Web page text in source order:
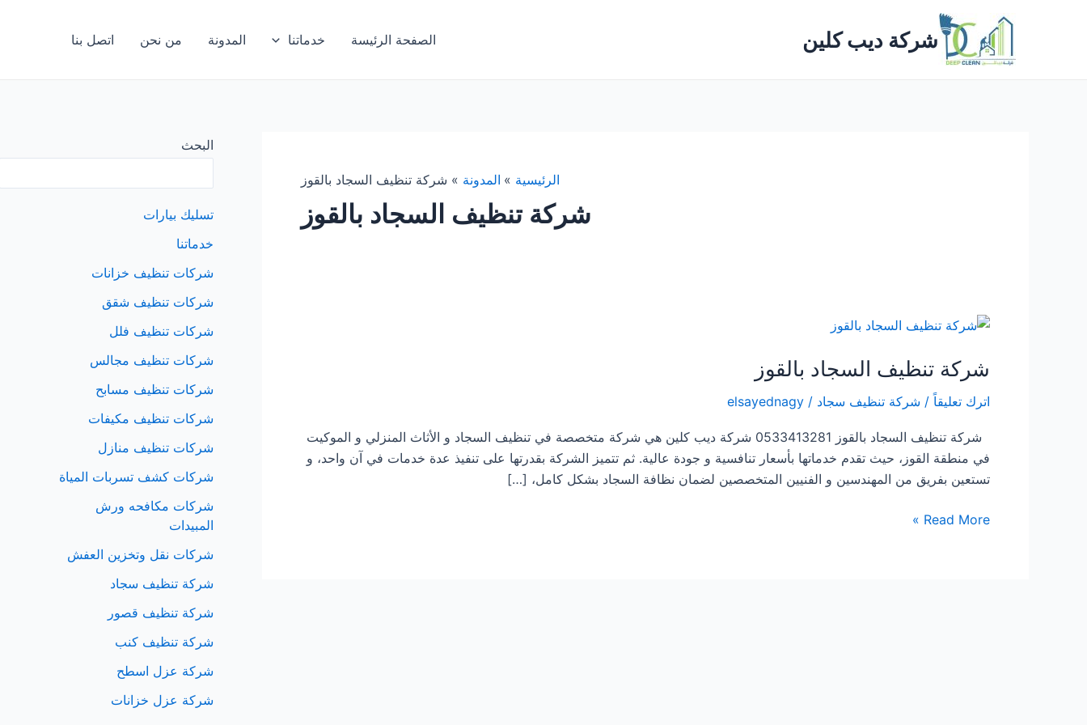
شركة ديب كلين الصفحة الرئيسة خدماتنا المدونة من نحن اتصل بنا
الرئيسية المدونة شركة تنظيف السجاد بالقوز
شركة تنظيف السجاد بالقوز
شركة تنظيف السجاد بالقوز
اترك تعليقاً / شركة تنظيف سجاد /
elsayednagy
شركة تنظيف السجاد بالقوز 0533413281 شركة ديب كلين هي شركة متخصصة في تنظيف السجاد و الأثاث المنزلي و الموكيت
في منطقة القوز، حيث تقدم خدماتها بأسعار تنافسية و جودة عالية. ثم تتميز الشركة بقدرتها على تنفيذ عدة خدمات في آن واحد، و
تستعين بفريق من المهندسين و الفنيين المتخصصين لضمان نظافة السجاد بشكل كامل، […]
شركة
Read More »
البحث
تسليك بيارات
خدماتنا
شركات تنظيف خزانات
شركات تنظيف شقق
شركات تنظيف فلل
شركات تنظيف مجالس
شركات تنظيف مسابح
شركات تنظيف مكيفات
شركات تنظيف منازل
شركات كشف تسربات المياة
شركات مكافحه ورش
المبيدات
شركات نقل وتخزين العفش
شركة تنظيف سجاد
شركة تنظيف قصور
شركة تنظيف كنب
شركة عزل اسطح
شركة عزل خزانات